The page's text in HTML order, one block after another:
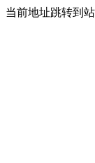
当前地址跳转到